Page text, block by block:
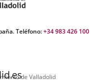
Teléfono:+34 983 426 100
de Valladolid